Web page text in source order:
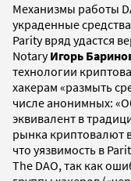
Механизмы работы
украденные
Parity вряд удастся
NotaryИгорь
технологии
хакерам «размыть
числе анонимных:
эквивалент в
рынка криптовалют
что уязвимость в
The DAO, так как